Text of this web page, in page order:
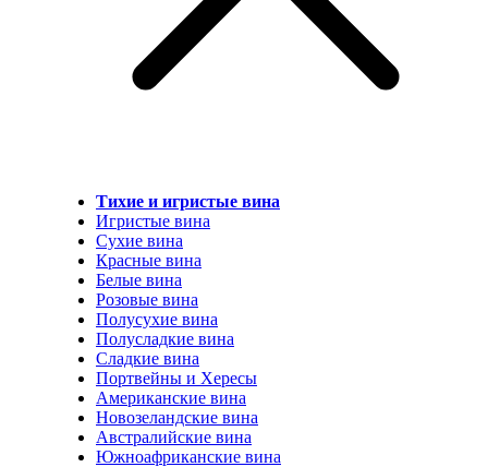
Тихие и игристые вина
Игристые вина
Сухие вина
Красные вина
Белые вина
Розовые вина
Полусухие вина
Полусладкие вина
Сладкие вина
Портвейны и Хересы
Американские вина
Новозеландские вина
Австралийские вина
Южноафриканские вина